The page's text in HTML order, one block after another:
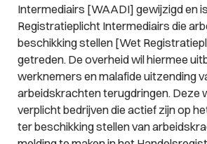
Intermediairs [WAADI] gewijzigd en
Registratieplicht Intermediairs die
beschikking stellen [Wet
getreden. De overheid wil hiermee
werknemers en malafide uitzending
arbeidskrachten terugdringen. Deze
verplicht bedrijven die actief zijn op
ter beschikking stellen van